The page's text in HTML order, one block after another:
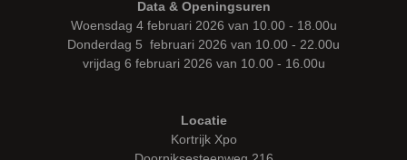
Data & Openingsuren
Woensdag 4 februari 2026 van 10.00 - 18.00u
Donderdag 5 februari 2026 van 10.00 - 22.00u
vrijdag 6 februari 2026 van 10.00 - 16.00u
Locatie
Kortrijk Xpo